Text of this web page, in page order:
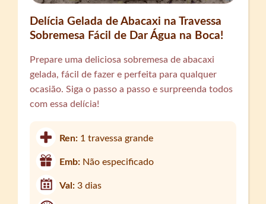
Delícia Gelada de Abacaxi na Travessa
Sobremesa Fácil de Dar Água na Boca!
Prepare uma deliciosa sobremesa de abacaxi
gelada, fácil de fazer e perfeita para qualquer
ocasião. Siga o passo a passo e surpreenda todos
com essa delícia!
Ren: 1 travessa grande
Emb: Não especificado
Val:3 dias